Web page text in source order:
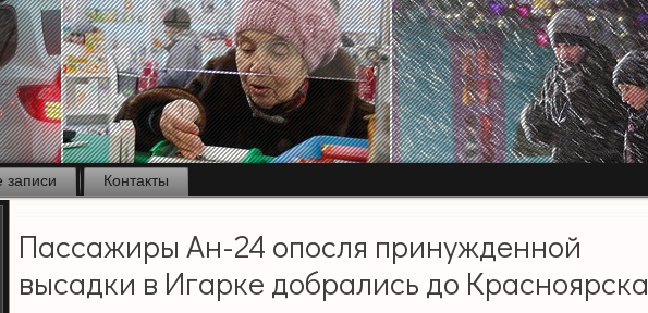
записи
Контакты
Пассажиры Ан-24 опосля принужденной
высадки в Игарке добрались до Красноярска